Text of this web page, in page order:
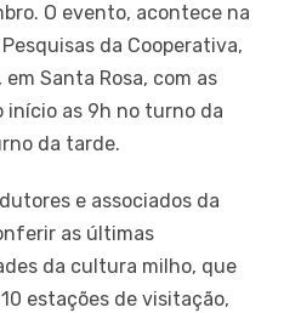
O evento, acontece na
da Cooperativa,
em Santa Rosa, com as
as 9h no turno da
da tarde.
e associados da
as últimas
da cultura milho, que
estações de visitação,